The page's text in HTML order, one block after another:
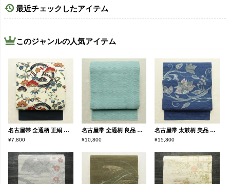
最近チェックしたアイテム
このジャンルの人気アイテム
名古屋帯 全通柄 正絹 古典柄 名古屋仕立て なごや帯 リサイクル帯 帯 クリーム
¥7,800
名古屋帯 全通柄 良品 夏用 混紡 縞柄・線柄 松葉仕立て なごや帯 リサイクル帯 帯 青・紺
¥10,800
名古屋帯 太鼓柄 美品 正絹 花柄 松葉仕立て なごや帯 リサイクル帯 帯 青・紺
¥15,800